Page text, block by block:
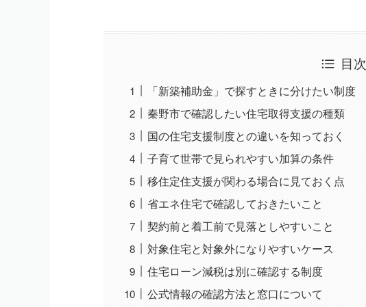
目次
「新築補助金」で探すときに分けたい制度
秦野市で確認したい住宅取得支援の種類
国の住宅支援制度との違いを知っておく
子育て世帯で見られやすい加算の条件
移住定住支援が関わる場合に見ておく点
省エネ住宅で確認しておきたいこと
契約前と着工前で見落としやすいこと
対象住宅と対象外になりやすいケース
住宅ローン減税は別に確認する制度
公式情報の確認方法と窓口について